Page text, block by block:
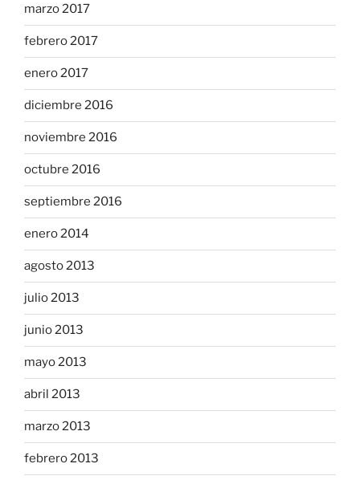
marzo 2017
febrero 2017
enero 2017
diciembre 2016
noviembre 2016
octubre 2016
septiembre 2016
enero 2014
agosto 2013
julio 2013
junio 2013
mayo 2013
abril 2013
marzo 2013
febrero 2013